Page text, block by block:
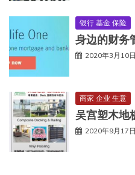
银行 基金 保险
身边的财务
2020年3月10日
商家 企业 生意
吴宫塑木地
2020年9月17日